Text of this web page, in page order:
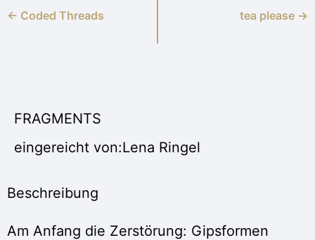
← Coded Threads tea please →
FRAGMENTS
eingereicht von:Lena Ringel
Beschreibung
Am Anfang die Zerstörung: Gipsformen